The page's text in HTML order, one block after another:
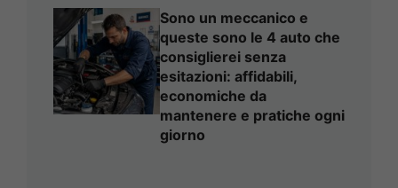
Sono un meccanico e
queste sono le 4 auto che
consiglierei senza
esitazioni: affidabili,
economiche da
mantenere e pratiche ogni
giorno